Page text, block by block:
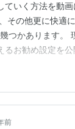
ていく方法を動
その他更に快適
つかあります。
るお勧め設定を公
説明がございま
てお読みくださ
↓↓良かったらこ
す♬ にほんブロ
前